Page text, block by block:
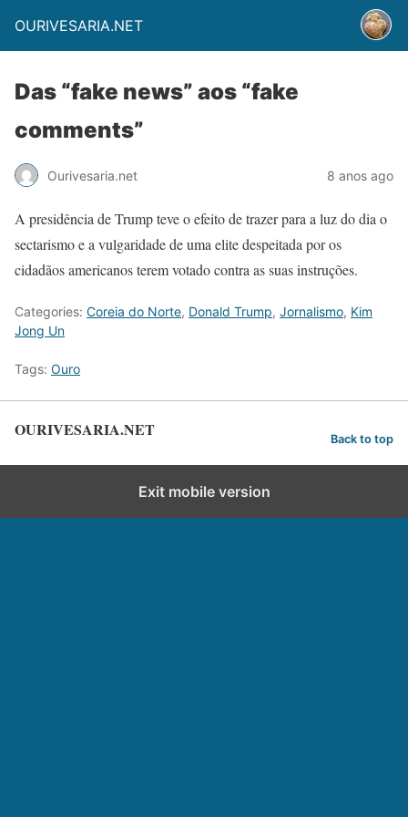
OURIVESARIA.NET
Das “fake news” aos “fake
comments”
Ourivesaria.net 8 anos ago
A presidência de Trump teve o efeito de trazer para a luz do dia o
sectarismo e a vulgaridade de uma elite despeitada por os
cidadãos americanos terem votado contra as suas instruções.
Categories: Coreia do Norte, Donald Trump, Jornalismo, Kim
Jong Un
Tags: Ouro
OURIVESARIA.NET Back to top
Exit mobile version